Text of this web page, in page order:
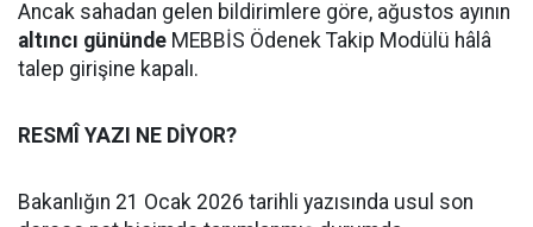
Ancak sahadan gelen bildirimlere göre, ağustos ayının
altıncı gününde MEBBİS Ödenek Takip Modülü hâlâ
talep girişine kapalı.
RESMÎ YAZI NE DİYOR?
Bakanlığın 21 Ocak 2026 tarihli yazısında usul son